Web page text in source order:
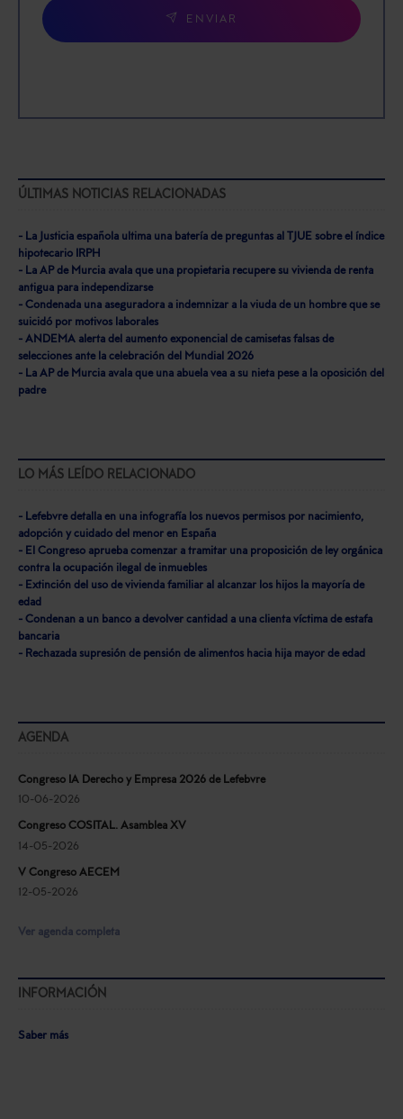
ENVIAR
ÚLTIMAS NOTICIAS RELACIONADAS
- La Justicia española ultima una batería de preguntas al TJUE sobre el índice
hipotecario IRPH
- La AP de Murcia avala que una propietaria recupere su vivienda de renta
antigua para independizarse
- Condenada una aseguradora a indemnizar a la viuda de un hombre que se
suicidó por motivos laborales
- ANDEMA alerta del aumento exponencial de camisetas falsas de
selecciones ante la celebración del Mundial 2026
- La AP de Murcia avala que una abuela vea a su nieta pese a la oposición del
padre
LO MÁS LEÍDO RELACIONADO
- Lefebvre detalla en una infografía los nuevos permisos por nacimiento,
adopción y cuidado del menor en España
- El Congreso aprueba comenzar a tramitar una proposición de ley orgánica
contra la ocupación ilegal de inmuebles
- Extinción del uso de vivienda familiar al alcanzar los hijos la mayoría de
edad
- Condenan a un banco a devolver cantidad a una clienta víctima de estafa
bancaria
- Rechazada supresión de pensión de alimentos hacia hija mayor de edad
AGENDA
Congreso IA Derecho y Empresa 2026 de Lefebvre
10-06-2026
Congreso COSITAL. Asamblea XV
14-05-2026
V Congreso AECEM
12-05-2026
Ver agenda completa
INFORMACIÓN
Saber más